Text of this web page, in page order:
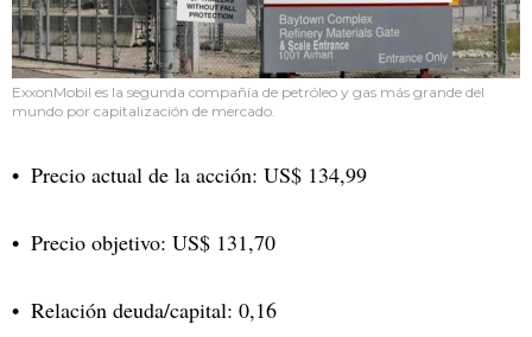
ExxonMobil es la segunda compañía de petróleo y gas más grande del
mundo por capitalización de mercado.
Precio actual de la acción: US$ 134,99
Precio objetivo: US$ 131,70
Relación deuda/capital: 0,16